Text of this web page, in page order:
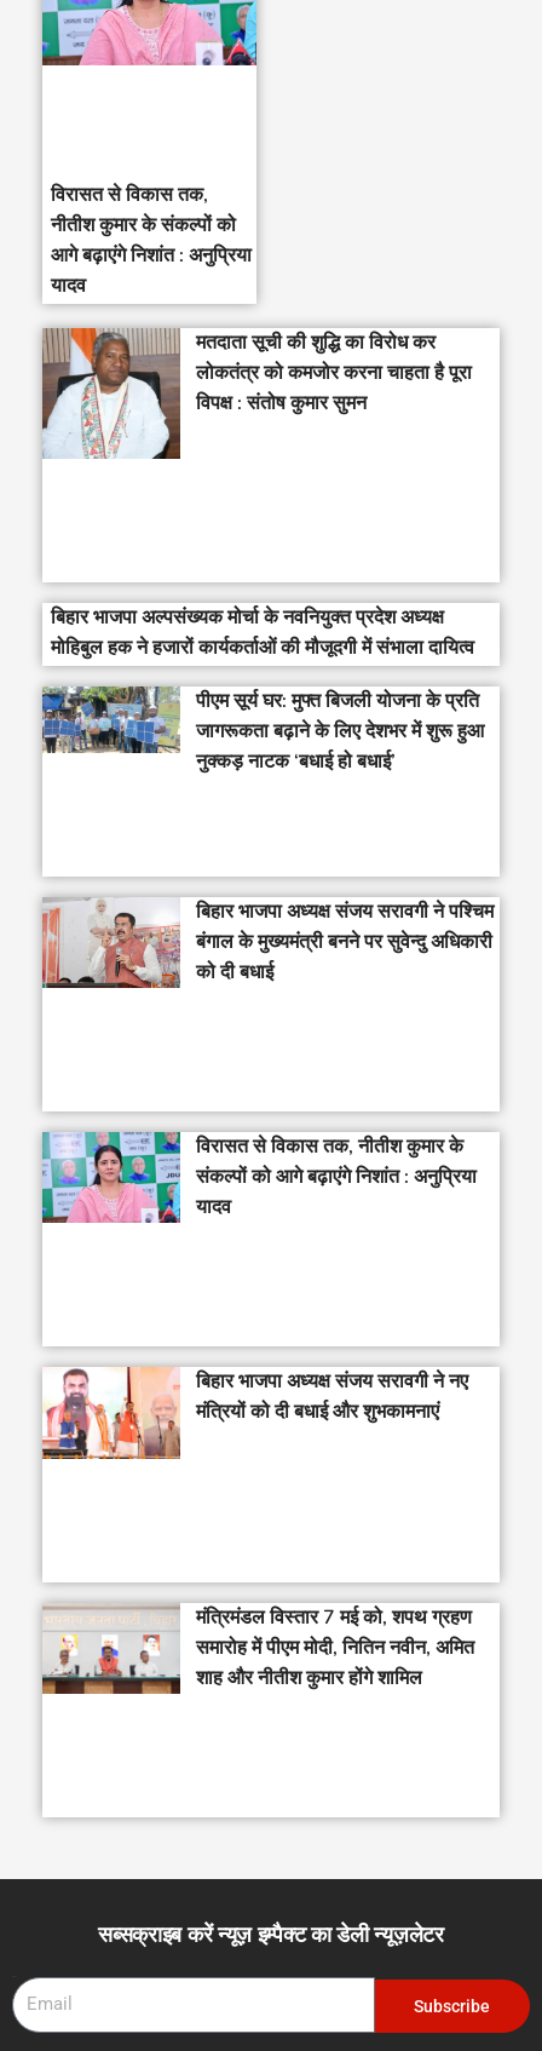
विरासत से विकास तक,
नीतीश कुमार के संकल्पों को
आगे बढ़ाएंगे निशांत : अनुप्रिया
यादव
मतदाता सूची की शुद्धि का विरोध कर
लोकतंत्र को कमजोर करना चाहता है पूरा
विपक्ष : संतोष कुमार सुमन
बिहार भाजपा अल्पसंख्यक मोर्चा के नवनियुक्त प्रदेश अध्यक्ष
मोहिबुल हक ने हजारों कार्यकर्ताओं की मौजूदगी में संभाला दायित्व
पीएम सूर्य घर: मुफ्त बिजली योजना के प्रति
जागरूकता बढ़ाने के लिए देशभर में शुरू हुआ
नुक्कड़ नाटक ‘बधाई हो बधाई’
‎बिहार भाजपा अध्यक्ष संजय सरावगी ने पश्चिम
बंगाल के मुख्यमंत्री बनने पर सुवेन्दु अधिकारी
को दी बधाई
विरासत से विकास तक, नीतीश कुमार के
संकल्पों को आगे बढ़ाएंगे निशांत : अनुप्रिया
यादव
बिहार भाजपा अध्यक्ष संजय सरावगी ने नए
मंत्रियों को दी बधाई और शुभकामनाएं
मंत्रिमंडल विस्तार 7 मई को, शपथ ग्रहण
समारोह में पीएम मोदी, नितिन नवीन, अमित
शाह और नीतीश कुमार होंगे शामिल
सब्सक्राइब करें न्यूज़ इम्पैक्ट का डेली न्यूज़लेटर
Subscribe